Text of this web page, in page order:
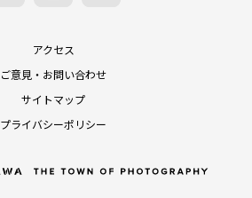
アクセス
ご意見・お問い合わせ
サイトマップ
プライバシーポリシー